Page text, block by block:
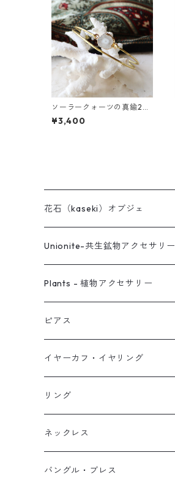
ソーラークォーツの真鍮2連
バングル
¥3,400
花石（kaseki）オブジェ
Unionite-共生鉱物アクセサリー
ピアス
ネックレス
イヤーカフ
イヤリング
Plants - 植物アクセサリー
ピアス
ネックレス
リング
ブレス
オブジェ
ピアス
スタッド・一粒
フック・ぶら下がり
フープ
イヤーカフ・イヤリング
原石イヤーカフ
植物イヤーカフ
ぶら下がりイヤーカフ
リング
ネックレス
バングル・ブレス